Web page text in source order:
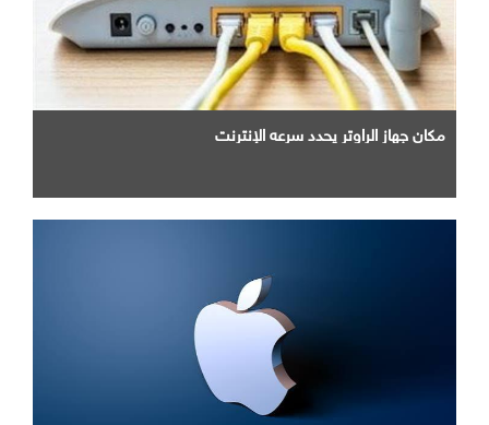
مكان جهاز الراوتر يحدد سرعه الإنترنت